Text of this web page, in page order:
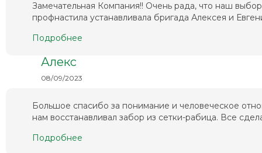
Замечательная Компания!! Очень рада, что наш
профнастила устанавливала бригада Алексея и
Подробнее
Алекс
08/09/2023
Большое спасибо за понимание и человеческое
нам восстанавливал забор из сетки-рабица. Все
Подробнее